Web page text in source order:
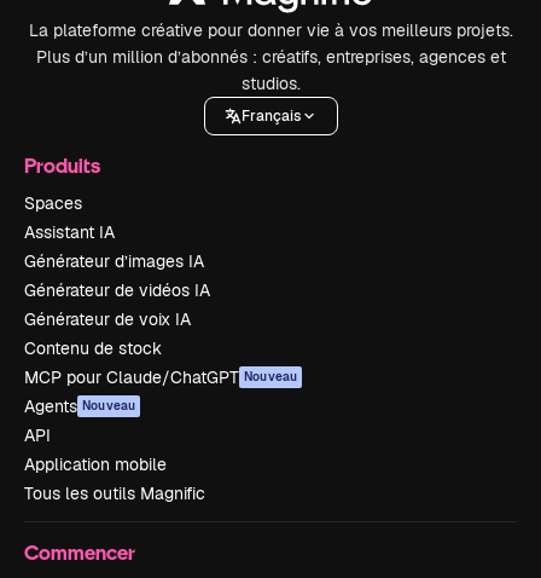
La plateforme créative pour donner vie à vos meilleurs projets.
Plus d’un million d’abonnés : créatifs, entreprises, agences et
studios.
Français
Produits
Spaces
Assistant IA
Générateur d’images IA
Générateur de vidéos IA
Générateur de voix IA
Contenu de stock
MCP pour Claude/ChatGPT Nouveau
Agents Nouveau
API
Application mobile
Tous les outils Magnific
Commencer